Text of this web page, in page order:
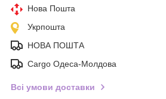
Нова Пошта
Укрпошта
НОВА ПОШТА
Cargo Одеса-Молдова
Всі умови доставки